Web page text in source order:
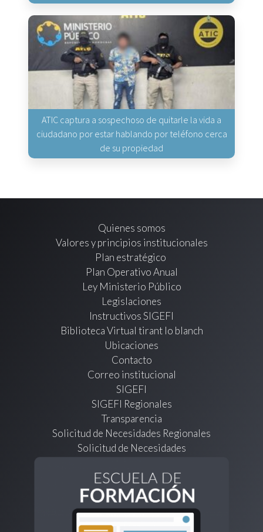
ATIC captura a sospechoso de quitarle la vida a
ciudadano por estar hablando por teléfono cerca
de su propiedad
Quienes somos
Valores y principios institucionales
Plan estratégico
Plan Operativo Anual
Ley Ministerio Público
Legislaciones
Instructivos SIGEFI
Biblioteca Virtual tirant lo blanch
Ubicaciones
Contacto
Correo institucional
SIGEFI
SIGEFI Regionales
Transparencia
Solicitud de Necesidades Regionales
Solicitud de Necesidades